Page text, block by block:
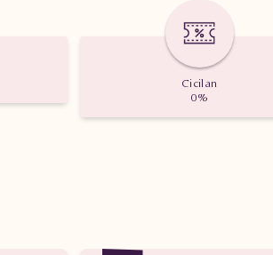
Cicilan
0%